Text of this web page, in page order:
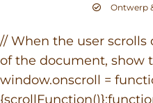
Ontwerp
// When the user
of the document, show
window.onscroll =